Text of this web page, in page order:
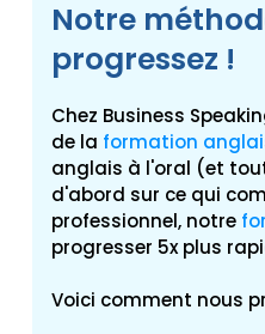
Notre
progressez !
Chez Business
de la formation
anglais à l'oral (et
d'abord sur ce qui
professionnel, notre
progresser 5x plus
Voici comment nous